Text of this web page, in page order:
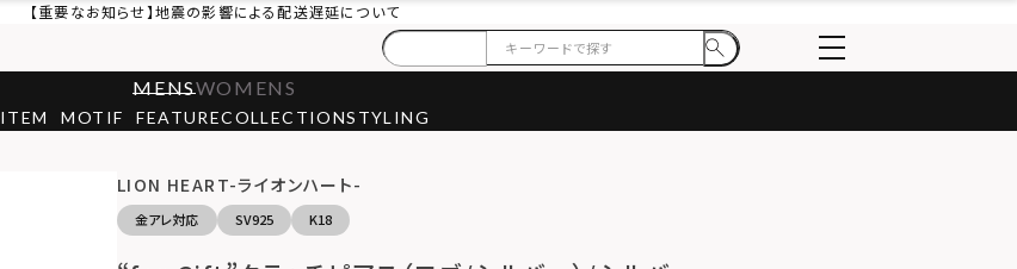
【重要なお知らせ】地震の影響による配送遅延について
MENSWOMENS
ITEM MOTIF FEATURECOLLECTIONSTYLING
LION HEART-ライオンハート-
金アレ対応 SV925 K18